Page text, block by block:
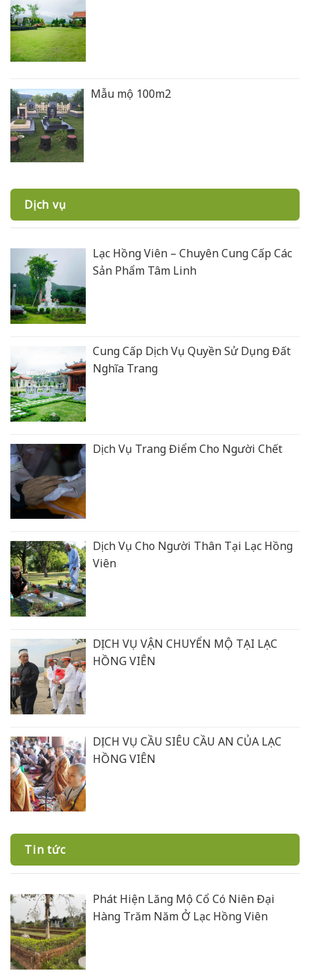
Mẫu mộ 100m2
Dịch vụ
Lạc Hồng Viên – Chuyên Cung Cấp Các
Sản Phẩm Tâm Linh
Cung Cấp Dịch Vụ Quyền Sử Dụng Đất
Nghĩa Trang
Dịch Vụ Trang Điểm Cho Người Chết
Dịch Vụ Cho Người Thân Tại Lạc Hồng
Viên
DỊCH VỤ VẬN CHUYỂN MỘ TẠI LẠC
HỒNG VIÊN
DỊCH VỤ CẦU SIÊU CẦU AN CỦA LẠC
HỒNG VIÊN
Tin tức
Phát Hiện Lăng Mộ Cổ Có Niên Đại
Hàng Trăm Năm Ở Lạc Hồng Viên